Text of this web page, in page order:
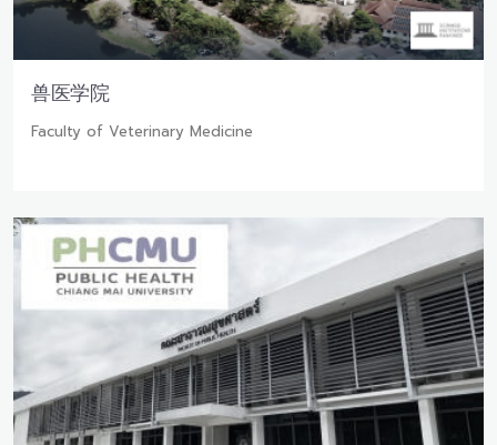
兽医学院
Faculty of Veterinary Medicine